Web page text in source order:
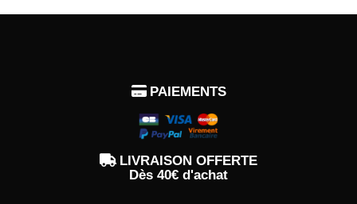
 PAIEMENTS
 LIVRAISON OFFERTE
Dès 40€ d'achat